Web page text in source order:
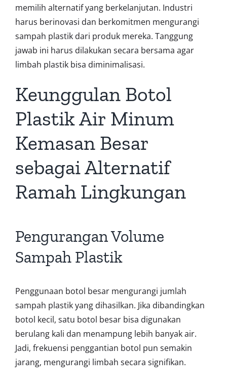
memilih alternatif yang berkelanjutan. Industri
harus berinovasi dan berkomitmen mengurangi
sampah plastik dari produk mereka. Tanggung
jawab ini harus dilakukan secara bersama agar
limbah plastik bisa diminimalisasi.
Keunggulan Botol
Plastik Air Minum
Kemasan Besar
sebagai Alternatif
Ramah Lingkungan
Pengurangan Volume
Sampah Plastik
Penggunaan botol besar mengurangi jumlah
sampah plastik yang dihasilkan. Jika dibandingkan
botol kecil, satu botol besar bisa digunakan
berulang kali dan menampung lebih banyak air.
Jadi, frekuensi penggantian botol pun semakin
jarang, mengurangi limbah secara signifikan.